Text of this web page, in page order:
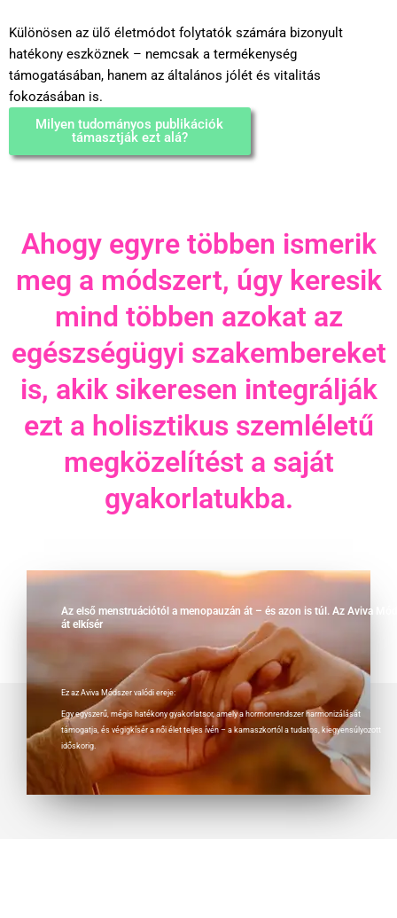
Különösen az ülő életmódot folytatók számára bizonyult
hatékony eszköznek – nemcsak a termékenység
támogatásában, hanem az általános jólét és vitalitás
fokozásában is.
Milyen tudományos publikációk
támasztják ezt alá?
Ahogy egyre többen ismerik
meg a módszert, úgy keresik
mind többen azokat az
egészségügyi szakembereket
is, akik sikeresen integrálják
ezt a holisztikus szemléletű
megközelítést a saját
gyakorlatukba.
Az első menstruációtól a menopauzán át – és azon is túl. Az Aviva
át elkísér
Ez az Aviva Módszer valódi ereje:
Egy egyszerű, mégis hatékony gyakorlatsor, amely a hormonrendszer harmonizálását
támogatja, és végigkísér a női élet teljes ívén – a kamaszkortól a tudatos, kiegyensúlyozott
időskorig.